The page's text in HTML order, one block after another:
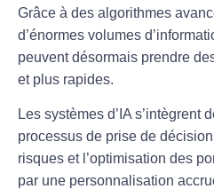
Grâce à des algorithmes
d’énormes volumes
peuvent désormais prendre
et plus rapides.
Les systèmes d’IA s’intègrent
processus de prise de
risques et l’optimisation des
par une personnalisation